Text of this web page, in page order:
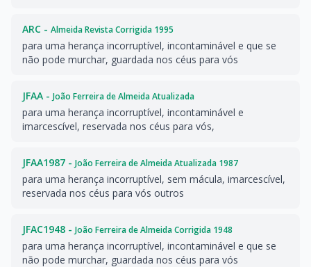
ARC - Almeida Revista Corrigida 1995
para uma herança incorruptível, incontaminável e que se
não pode murchar, guardada nos céus para vós
JFAA - João Ferreira de Almeida Atualizada
para uma herança incorruptível, incontaminável e
imarcescível, reservada nos céus para vós,
JFAA1987 - João Ferreira de Almeida Atualizada 1987
para uma herança incorruptível, sem mácula, imarcescível,
reservada nos céus para vós outros
JFAC1948 - João Ferreira de Almeida Corrigida 1948
para uma herança incorruptível, incontaminável e que se
não pode murchar, guardada nos céus para vós